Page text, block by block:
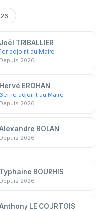
Joël TRIBALLIER
1er adjoint au Maire
Depuis 2026
Hervé BROHAN
3ème adjoint au Maire
Depuis 2026
Alexandre BOLAN
Depuis 2026
Typhaine BOURHIS
Depuis 2026
Anthony LE COURTOIS